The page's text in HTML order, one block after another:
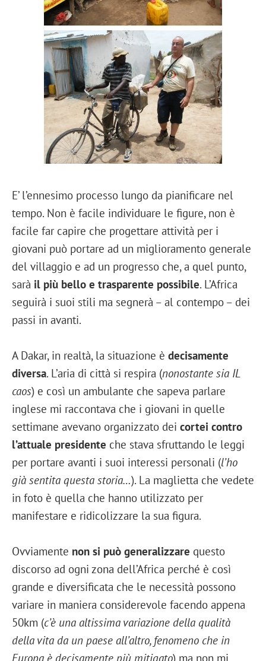
E’ l’ennesimo processo lungo da pianificare nel
tempo. Non è facile individuare le figure, non è
facile far capire che progettare attività per i
giovani può portare ad un miglioramento generale
del villaggio e ad un progresso che, a quel punto,
sarà il più bello e trasparente possibile. L’Africa
seguirà i suoi stili ma segnerà – al contempo – dei
passi in avanti.
A Dakar, in realtà, la situazione è decisamente
diversa. L’aria di città si respira (nonostante sia IL
caos) e così un ambulante che sapeva parlare
inglese mi raccontava che i giovani in quelle
settimane avevano organizzato dei cortei contro
l’attuale presidente che stava sfruttando le leggi
per portare avanti i suoi interessi personali (l’ho
già sentita questa storia…). La maglietta che vedete
in foto è quella che hanno utilizzato per
manifestare e ridicolizzare la sua figura.
Ovviamente non si può generalizzare questo
discorso ad ogni zona dell’Africa perché è così
grande e diversificata che le necessità possono
variare in maniera considerevole facendo appena
50km (c’è una altissima variazione della qualità
della vita da un paese all’altro, fenomeno che in
Europa è decisamente più mitigato) ma non mi